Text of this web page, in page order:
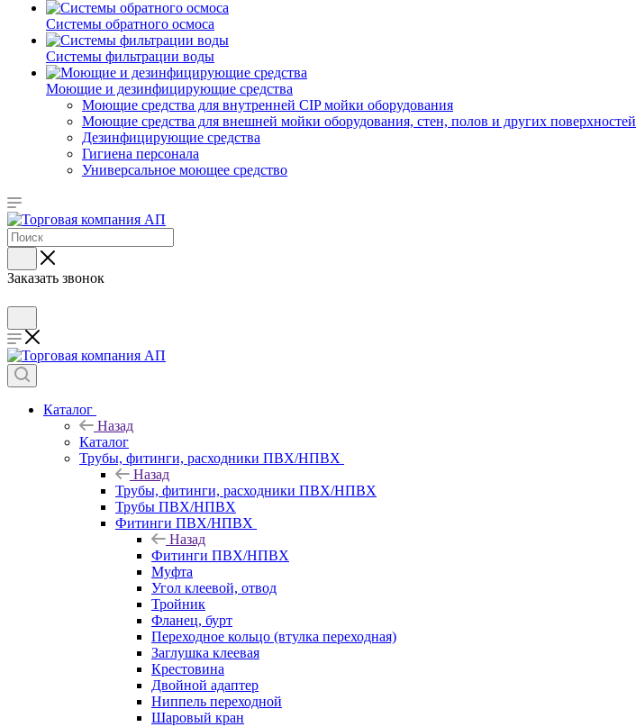
Системы обратного осмоса
Системы фильтрации воды
Моющие и дезинфицирующие средства
Моющие средства для внутренней CIP мойки оборудования
Моющие средства для внешней мойки оборудования, стен, полов и других поверхностей
Дезинфицирующие средства
Гигиена персонала
Универсальное моющее средство
Заказать звонок
Каталог
Назад
Каталог
Трубы, фитинги, расходники ПВХ/НПВХ
Назад
Трубы, фитинги, расходники ПВХ/НПВХ
Трубы ПВХ/НПВХ
Фитинги ПВХ/НПВХ
Назад
Фитинги ПВХ/НПВХ
Муфта
Угол клеевой, отвод
Тройник
Фланец, бурт
Переходное кольцо (втулка переходная)
Заглушка клеевая
Крестовина
Двойной адаптер
Ниппель переходной
Шаровый кран